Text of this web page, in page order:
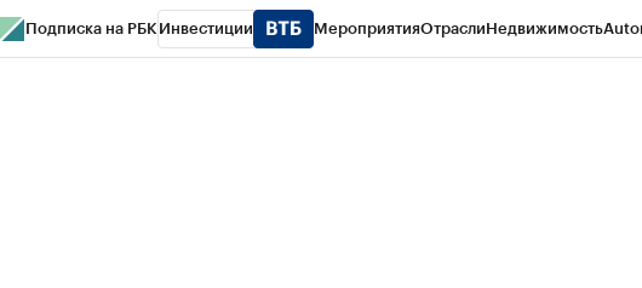
Подписка на РБК Инвестиции МероприятияОтраслиНедвижимость